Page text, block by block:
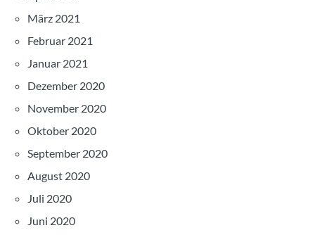
März 2021
Februar 2021
Januar 2021
Dezember 2020
November 2020
Oktober 2020
September 2020
August 2020
Juli 2020
Juni 2020